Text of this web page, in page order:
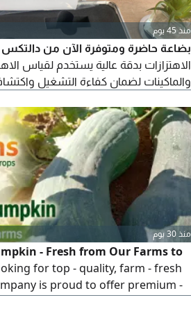
منذ 45 يوم
بضاعة حاضرة ومتوفرة الآن من
الاهتزازات بدقة عالية يستخدم لقياس
والماكينات لضمان كفاءة التشغيل
منذ 30 يوم
- Fresh from Our Farms to
for top - quality, farm - fresh
is proud to offer premium -